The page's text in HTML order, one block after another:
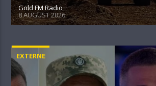
Gold FM Radio
8 AUGUST 2026
EXTERNE